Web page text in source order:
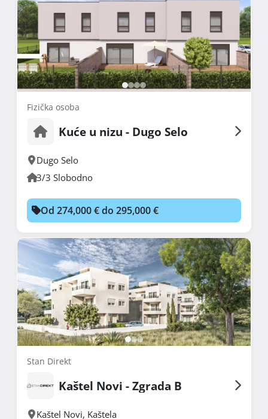
Fizička osoba
Kuće u nizu - Dugo Selo
Dugo Selo
3/3 Slobodno
Od 274,000 € do 295,000 €
Stan Direkt
Kaštel Novi - Zgrada B
Kaštel Novi, Kaštela